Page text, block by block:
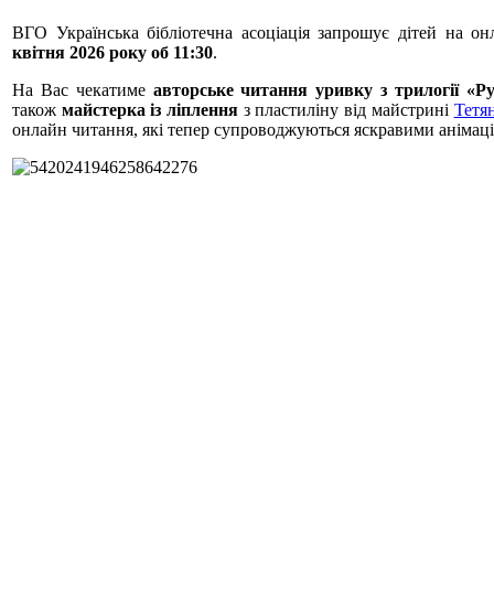
ВГО Українська бібліотечна асоціація запрошує дітей на
квітня 2026 року об 11:30.
На Вас чекатиме авторське читання уривку з трилогії
також майстерка із ліплення з пластиліну від майстрині
онлайн читання, які тепер супроводжуються яскравими